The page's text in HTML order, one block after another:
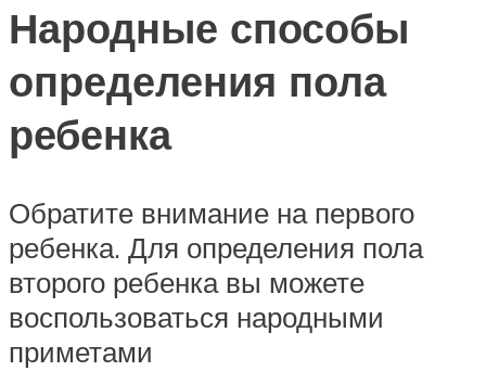
Народные способы
определения пола
ребенка
Обратите внимание на первого
ребенка. Для определения пола
второго ребенка вы можете
воспользоваться народными
приметами